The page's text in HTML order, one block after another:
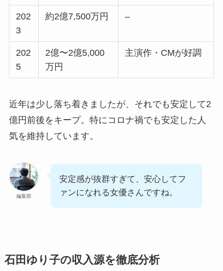
202
3
約2億7,500万円 –
202
5
2億〜2億5,000
万円
主演作・CMが好調
近年は少し落ち着きましたが、それでも安定して2
億円前後をキープ。特にコロナ禍でも安定した人
気を維持しています。
編集部
安定感が抜群すぎて、安心してフ
ァンになれる女優さんですね。
石田ゆり子の収入源を徹底分析